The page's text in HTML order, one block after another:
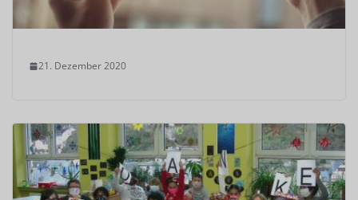
21. Dezember 2020